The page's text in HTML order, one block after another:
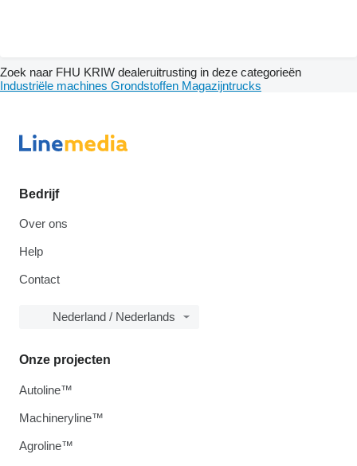
Zoek naar FHU KRIW dealeruitrusting in deze categorieën
Industriële machines Grondstoffen Magazijntrucks
Bedrijf
Over ons
Help
Contact
Nederland / Nederlands
Onze projecten
Autoline™
Machineryline™
Agroline™